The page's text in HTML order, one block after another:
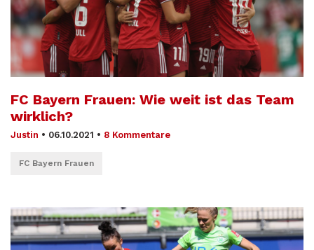
FC Bayern Frauen: Wie weit ist das Team
wirklich?
Justin • 06.10.2021 • 8 Kommentare
FC Bayern Frauen